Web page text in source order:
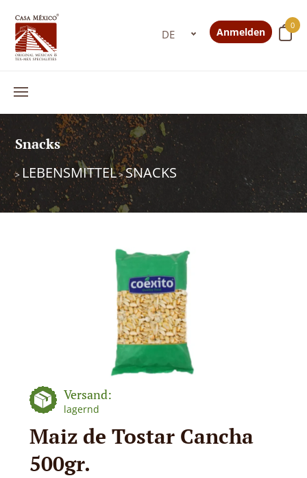
0
Anmelden
Snacks
> LEBENSMITTEL>SNACKS
Versand:
lagernd
Maiz de Tostar Cancha
500gr.